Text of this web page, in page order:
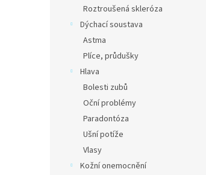
Roztroušená skleróza
Dýchací soustava
Astma
Plíce, průdušky
Hlava
Bolesti zubů
Oční problémy
Paradontóza
Ušní potíže
Vlasy
Kožní onemocnění